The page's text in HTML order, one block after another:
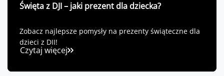
Święta z DJI – jaki prezent dla dziecka?
Zobacz najlepsze pomysły na prezenty świąteczne dla
dzieci z DJI!
Czytaj więcej